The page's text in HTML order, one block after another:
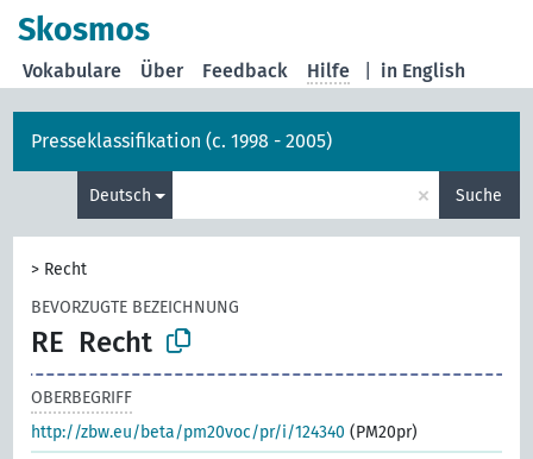
Skosmos
in English
Vokabulare Über Feedback Hilfe
Presseklassifikation (c. 1998 - 2005)
Deutsch × Suche
> Recht
BEVORZUGTE BEZEICHNUNG
RE Recht
OBERBEGRIFF
http://zbw.eu/beta/pm20voc/pr/i/124340 (PM20pr)